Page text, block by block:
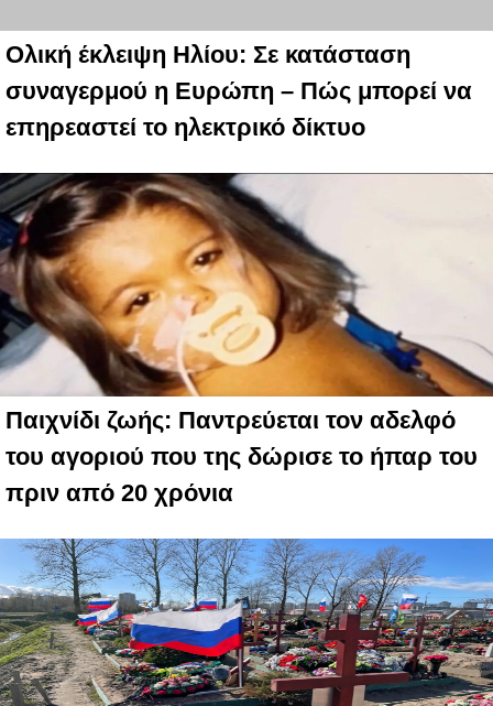
Ολική έκλειψη Ηλίου: Σε κατάσταση
συναγερμού η Ευρώπη – Πώς μπορεί να
επηρεαστεί το ηλεκτρικό δίκτυο
Παιχνίδι ζωής: Παντρεύεται τον αδελφό
του αγοριού που της δώρισε το ήπαρ του
πριν από 20 χρόνια